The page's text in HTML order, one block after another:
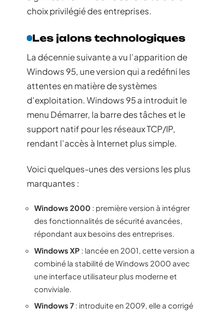
choix privilégié des entreprises.
Les jalons technologiques
La décennie suivante a vu l’apparition de
Windows 95, une version qui a redéfini les
attentes en matière de systèmes
d’exploitation. Windows 95 a introduit le
menu Démarrer, la barre des tâches et le
support natif pour les réseaux TCP/IP,
rendant l’accès à Internet plus simple.
Voici quelques-unes des versions les plus
marquantes :
Windows 2000 : première version à intégrer
des fonctionnalités de sécurité avancées,
répondant aux besoins des entreprises.
Windows XP : lancée en 2001, cette version a
combiné la stabilité de Windows 2000 avec
une interface utilisateur plus moderne et
conviviale.
Windows 7 : introduite en 2009, elle a corrigé